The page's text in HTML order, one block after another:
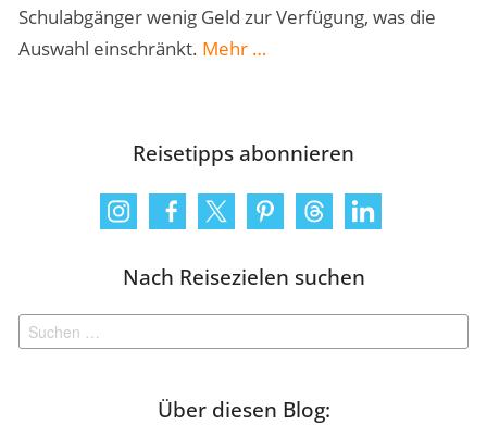
Schulabgänger wenig Geld zur Verfügung, was die
Auswahl einschränkt. Mehr „Nach
Work
Travel
in
Norwegen“
…
Reisetipps abonnieren
Nach Reisezielen suchen
nach:
Über diesen Blog: